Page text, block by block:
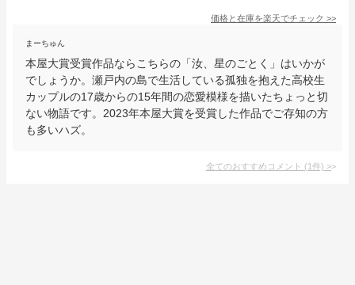
価格と在庫を楽天でチェック >>
まーちゅん
本屋大賞受賞作品ならこちらの「汝、星のごとく」はいかが
でしょうか。瀬戸内の島で生活している孤独を抱えた高校生
カップルの17歳からの15年間の恋愛模様を描いたちょっと切
ない物語です。2023年本屋大賞を受賞した作品でご存知の方
も多いハズ。
全てのおすすめコメント (1件) >